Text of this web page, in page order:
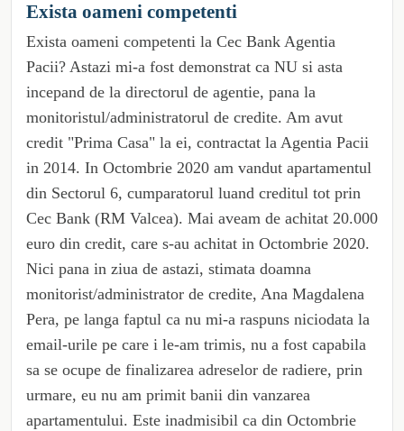
Exista oameni competenti
Exista oameni competenti la Cec Bank Agentia
Pacii? Astazi mi-a fost demonstrat ca NU si asta
incepand de la directorul de agentie, pana la
monitoristul/administratorul de credite. Am avut
credit "Prima Casa" la ei, contractat la Agentia Pacii
in 2014. In Octombrie 2020 am vandut apartamentul
din Sectorul 6, cumparatorul luand creditul tot prin
Cec Bank (RM Valcea). Mai aveam de achitat 20.000
euro din credit, care s-au achitat in Octombrie 2020.
Nici pana in ziua de astazi, stimata doamna
monitorist/administrator de credite, Ana Magdalena
Pera, pe langa faptul ca nu mi-a raspuns niciodata la
email-urile pe care i le-am trimis, nu a fost capabila
sa se ocupe de finalizarea adreselor de radiere, prin
urmare, eu nu am primit banii din vanzarea
apartamentului. Este inadmisibil ca din Octombrie